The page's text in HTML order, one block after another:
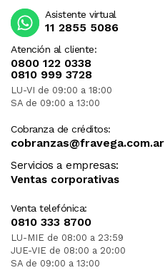
Atención al cliente:
0800 122 0338
0810 999 3728
LU-VI de 09:00 a 18:00
SA de 09:00 a 13:00
Cobranza de créditos:
cobranzas@fravega.com.ar
Servicios a empresas:
Ventas corporativas
Venta telefónica:
0810 333 8700
LU-MIE de 08:00 a 23:59
JUE-VIE de 08:00 a 20:00
SA de 09:00 a 13:00
Asistente virtual
11 2855 5086